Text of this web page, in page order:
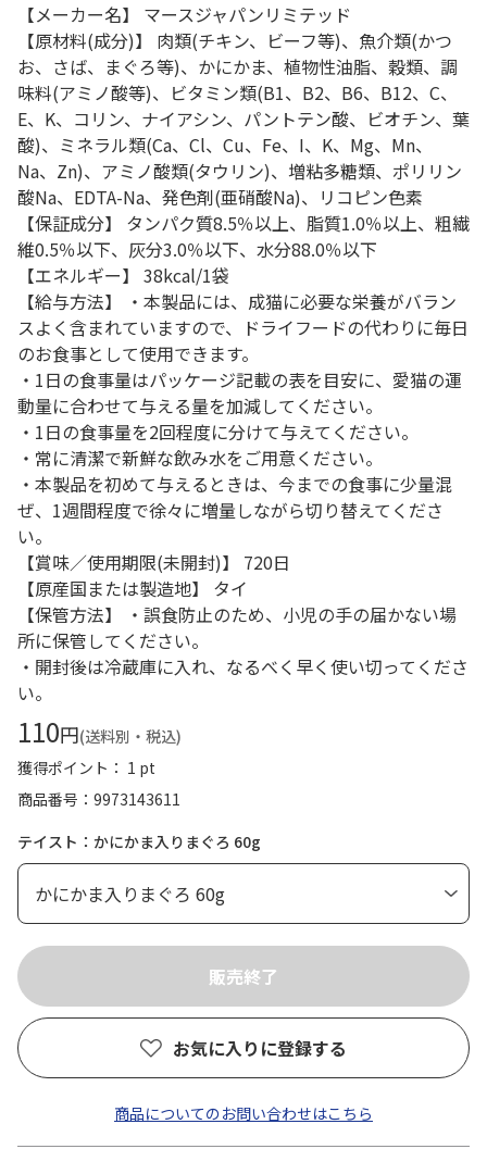
【メーカー名】 マースジャパンリミテッド
【原材料(成分)】 肉類(チキン、ビーフ等)、魚介類(かつ
お、さば、まぐろ等)、かにかま、植物性油脂、穀類、調
味料(アミノ酸等)、ビタミン類(B1、B2、B6、B12、C、
E、K、コリン、ナイアシン、パントテン酸、ビオチン、葉
酸)、ミネラル類(Ca、Cl、Cu、Fe、I、K、Mg、Mn、
Na、Zn)、アミノ酸類(タウリン)、増粘多糖類、ポリリン
酸Na、EDTA-Na、発色剤(亜硝酸Na)、リコピン色素
【保証成分】 タンパク質8.5％以上、脂質1.0％以上、粗繊
維0.5％以下、灰分3.0％以下、水分88.0％以下
【エネルギー】 38kcal/1袋
【給与方法】 ・本製品には、成猫に必要な栄養がバラン
スよく含まれていますので、ドライフードの代わりに毎日
のお食事として使用できます。
・1日の食事量はパッケージ記載の表を目安に、愛猫の運
動量に合わせて与える量を加減してください。
・1日の食事量を2回程度に分けて与えてください。
・常に清潔で新鮮な飲み水をご用意ください。
・本製品を初めて与えるときは、今までの食事に少量混
ぜ、1週間程度で徐々に増量しながら切り替えてくださ
い。
【賞味／使用期限(未開封)】 720日
【原産国または製造地】 タイ
【保管方法】 ・誤食防止のため、小児の手の届かない場
所に保管してください。
・開封後は冷蔵庫に入れ、なるべく早く使い切ってくださ
い。
110円(送料別・税込)
獲得ポイント： 1 pt
商品番号
9973143611
テイスト：かにかま入りまぐろ 60g
お気に入りに登録する
商品についてのお問い合わせはこちら